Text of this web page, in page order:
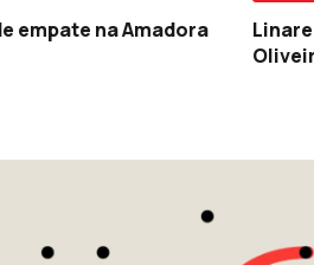
empate na Amadora